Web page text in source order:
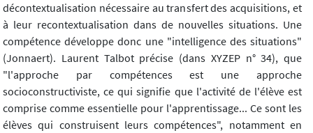
décontextualisation nécessaire au transfert des acquisitions, et
à leur recontextualisation dans de nouvelles situations. Une
compétence développe donc une "intelligence des situations"
(Jonnaert). Laurent Talbot précise (dans XYZEP n° 34), que
"l'approche par compétences est une approche
socioconstructiviste, ce qui signifie que l'activité de l'élève est
comprise comme essentielle pour l'apprentissage... Ce sont les
élèves qui construisent leurs compétences", notamment en